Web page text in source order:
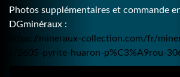
Photos supplémentaires et commande
DGminéraux :
https://mineraux-collection.com/fr/
s/2605-pyrite-huaron-p%C3%A9rou-